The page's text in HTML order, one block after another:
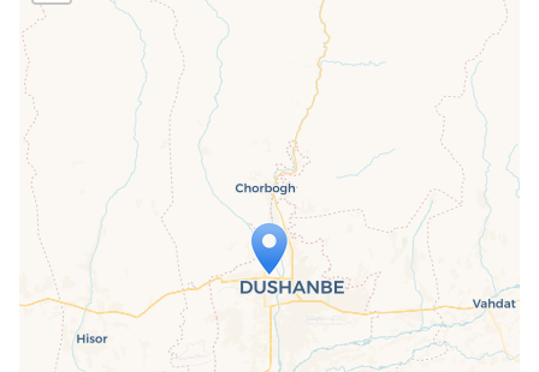
Travelers' Map wird geladen …
Wenn du dies siehst, nachdem deine
Seite vollständig geladen wurde,
fehlen leafletJS-Dateien.